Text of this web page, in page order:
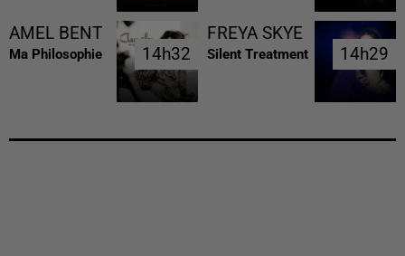
AMEL BENT
Ma Philosophie 14h32
14h32
FREYA SKYE
Silent Treatment 14h29
14h29